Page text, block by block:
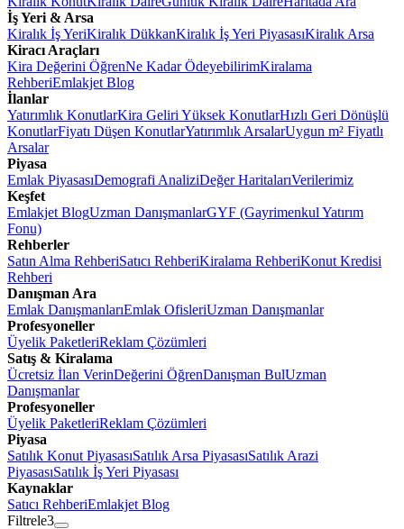
İş Yeri & Arsa
Kiralık İş YeriKiralık DükkanKiralık İş Yeri PiyasasıKiralık Arsa
Kiracı Araçları
Kira Değerini ÖğrenNe Kadar ÖdeyebilirimKiralama
RehberiEmlakjet Blog
İlanlar
Yatırımlık KonutlarKira Geliri Yüksek KonutlarHızlı Geri Dönüşlü
KonutlarFiyatı Düşen KonutlarYatırımlık ArsalarUygun m² Fiyatlı
Arsalar
Piyasa
Emlak PiyasasıDemografi AnaliziDeğer HaritalarıVerilerimiz
Keşfet
Emlakjet BlogUzman DanışmanlarGYF (Gayrimenkul Yatırım
Fonu)
Rehberler
Satın Alma RehberiSatıcı RehberiKiralama RehberiKonut Kredisi
Rehberi
Danışman Ara
Emlak DanışmanlarıEmlak OfisleriUzman Danışmanlar
Profesyoneller
Üyelik PaketleriReklam Çözümleri
Satış & Kiralama
Ücretsiz İlan VerinDeğerini ÖğrenDanışman BulUzman
Danışmanlar
Profesyoneller
Üyelik PaketleriReklam Çözümleri
Piyasa
Satılık Konut PiyasasıSatılık Arsa PiyasasıSatılık Arazi
PiyasasıSatılık İş Yeri Piyasası
Kaynaklar
Satıcı RehberiEmlakjet Blog
Filtrele3